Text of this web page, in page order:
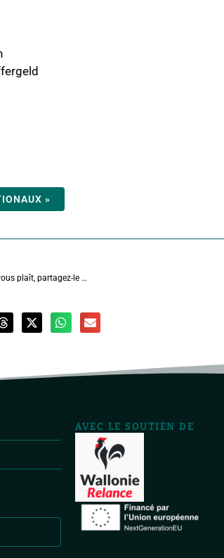
»
plaît, partagez-le …
AVEC LE SOUTIEN DE